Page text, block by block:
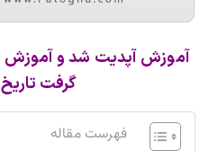
گرفت تاریخ 5 آذر 94
فهرست مقاله